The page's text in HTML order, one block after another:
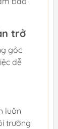
trở
góc
dễ
luôn
trường